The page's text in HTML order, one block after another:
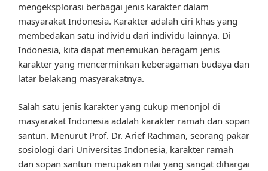
mengeksplorasi berbagai jenis karakter dalam
masyarakat Indonesia. Karakter adalah ciri khas yang
membedakan satu individu dari individu lainnya. Di
Indonesia, kita dapat menemukan beragam jenis
karakter yang mencerminkan keberagaman budaya dan
latar belakang masyarakatnya.
Salah satu jenis karakter yang cukup menonjol di
masyarakat Indonesia adalah karakter ramah dan sopan
santun. Menurut Prof. Dr. Arief Rachman, seorang pakar
sosiologi dari Universitas Indonesia, karakter ramah
dan sopan santun merupakan nilai yang sangat dihargai